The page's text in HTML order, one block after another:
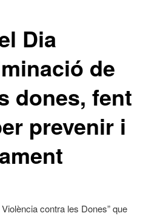
Dia
de
dones, fent
prevenir i
contra les Dones” que